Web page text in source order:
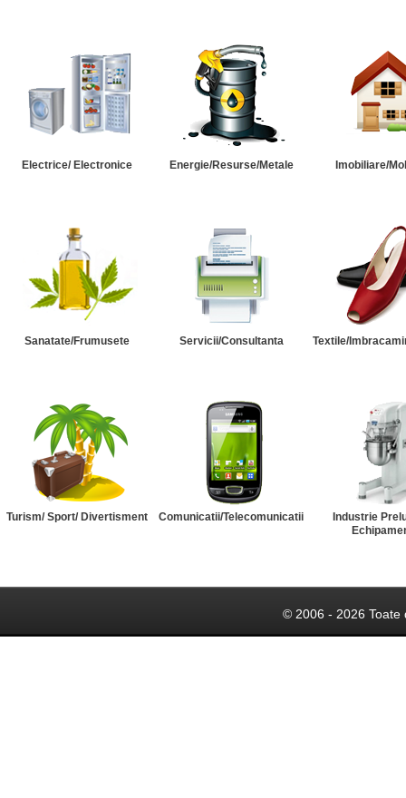
Electrice/ Electronice Energie/Resurse/Metale Imobiliare/
Sanatate/Frumusete Servicii/Consultanta Textile/
Turism/ Sport/ Divertisment Comunicatii/Telecomunicatii
Industrie
© 2006 - 2026